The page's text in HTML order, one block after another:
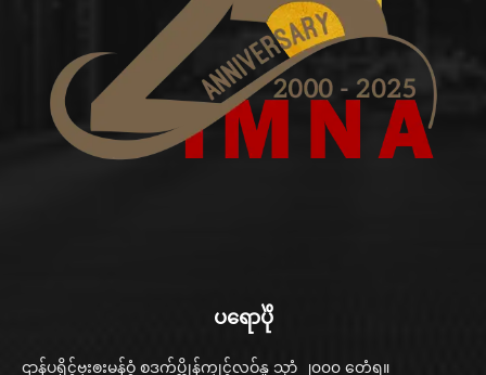
ပရောပိုဲ
ဌာန်ပရိုၚ်ဗၠးၜးမန်ဝွံ စဒက်ပ္တိုန်ကၠုၚ်လဝ်နူ သၞာံ ၂၀၀၀ တေံရ။